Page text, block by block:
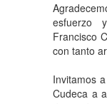
esfuerzo
Francisco
con tanto
Invitamos
Cudeca a